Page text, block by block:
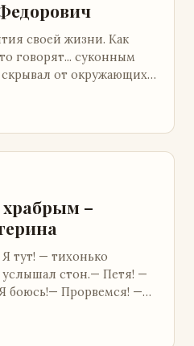
своей жизни. Как
говорят... суконным
от окружающих.
храбрым –
тут! — тихонько
услышал стон.— Петя! —
боюсь!— Прорвемся! —